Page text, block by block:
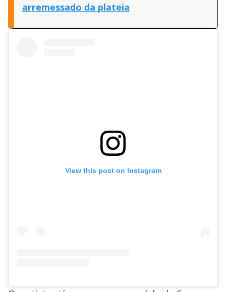
arremessado da plateia
View this post on Instagram